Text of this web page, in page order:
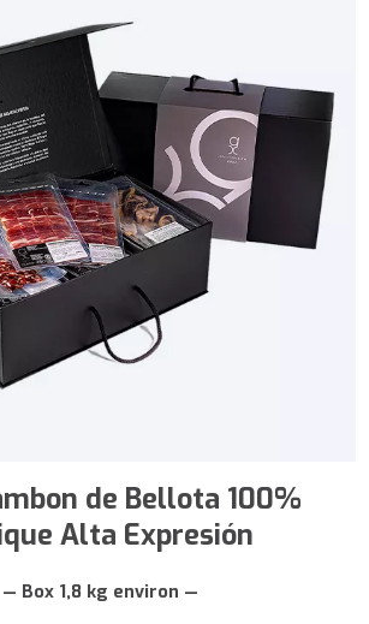
de Bellota 100%
Alta Expresión
— Box 1,8 kg environ —